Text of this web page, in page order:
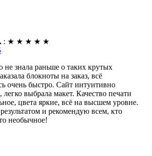
: ★ ★ ★ ★ ★
не знала раньше о таких крутых
блокноты на заказ, всё
очень быстро. Сайт интуитивно
выбрала макет. Качество печати
цвета яркие, всё на высшем уровне.
и рекомендую всем, кто
необычное!